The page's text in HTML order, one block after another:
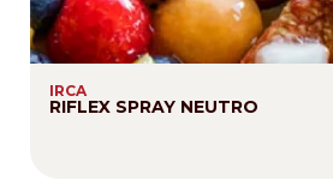
IRCA
RIFLEX SPRAY NEUTRO